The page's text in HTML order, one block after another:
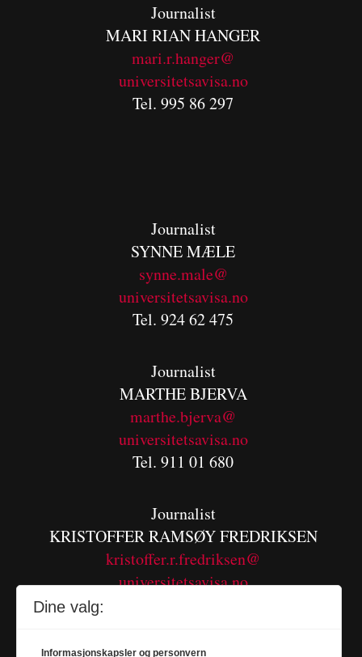
Journalist
MARI RIAN HANGER
mari.r.hanger@
universitetsavisa.no
Tel. 995 86 297
Journalist
SYNNE MÆLE
synne.male@
universitetsavisa.no
Tel. 924 62 475
Journalist
MARTHE BJERVA
marthe.bjerva@
universitetsavisa.no
Tel. 911 01 680
Journalist
KRISTOFFER RAMSØY FREDRIKSEN
kristoffer.r.fredriksen@
universitetsavisa.no
Dine valg:
Informasjonskapsler og personvern